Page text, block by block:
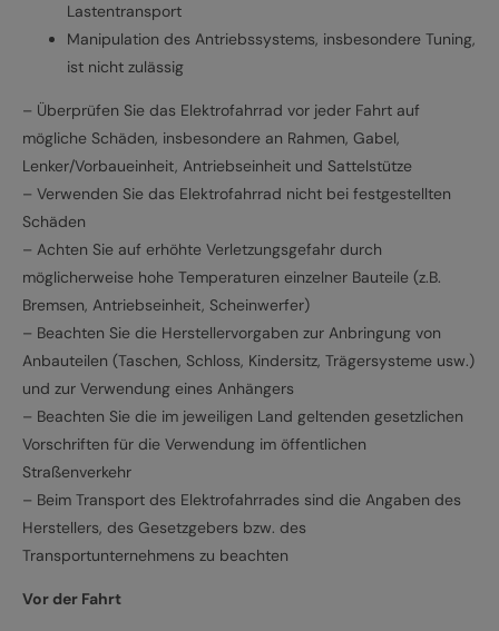
Lastentransport
Manipulation des Antriebssystems, insbesondere Tuning,
ist nicht zulässig
– Überprüfen Sie das Elektrofahrrad vor jeder Fahrt auf
mögliche Schäden, insbesondere an Rahmen, Gabel,
Lenker/Vorbaueinheit, Antriebseinheit und Sattelstütze
– Verwenden Sie das Elektrofahrrad nicht bei festgestellten
Schäden
– Achten Sie auf erhöhte Verletzungsgefahr durch
möglicherweise hohe Temperaturen einzelner Bauteile (z.B.
Bremsen, Antriebseinheit, Scheinwerfer)
– Beachten Sie die Herstellervorgaben zur Anbringung von
Anbauteilen (Taschen, Schloss, Kindersitz, Trägersysteme usw.)
und zur Verwendung eines Anhängers
– Beachten Sie die im jeweiligen Land geltenden gesetzlichen
Vorschriften für die Verwendung im öffentlichen
Straßenverkehr
– Beim Transport des Elektrofahrrades sind die Angaben des
Herstellers, des Gesetzgebers bzw. des
Transportunternehmens zu beachten
Vor der Fahrt